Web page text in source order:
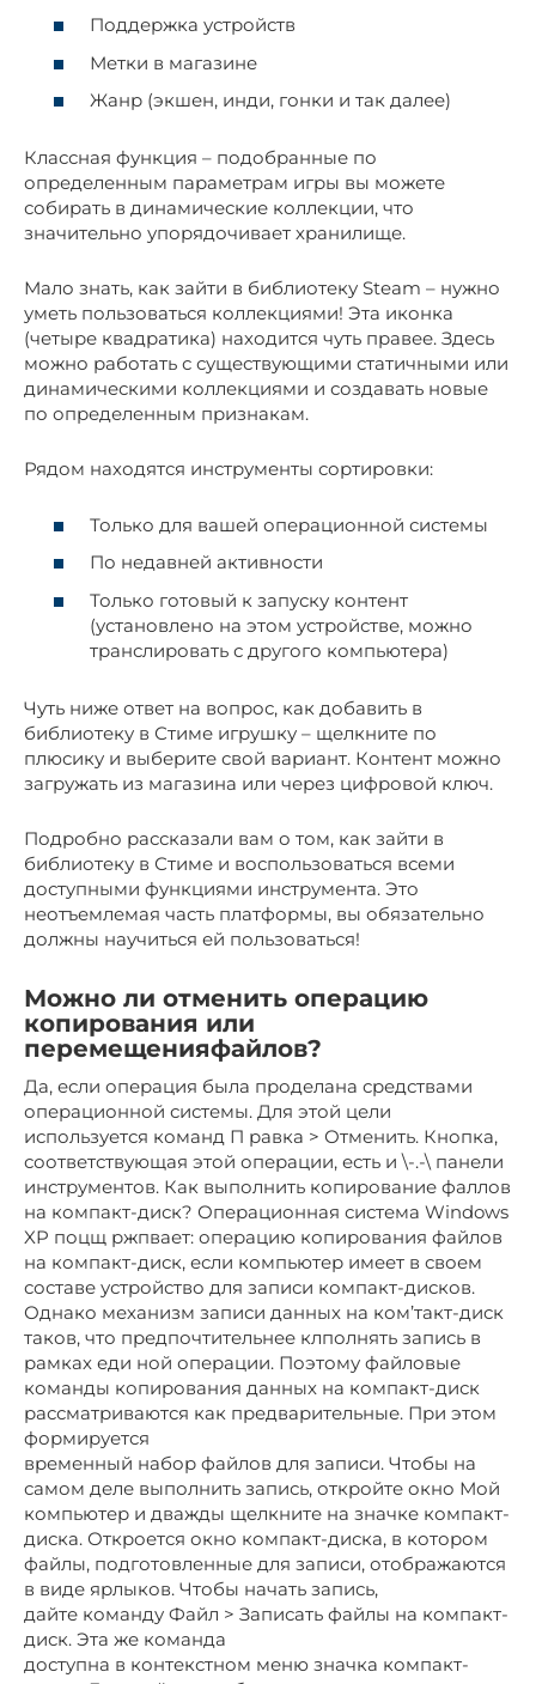
Поддержка устройств
Метки в магазине
Жанр (экшен, инди, гонки и так далее)
Классная функция – подобранные по
определенным параметрам игры вы можете
собирать в динамические коллекции, что
значительно упорядочивает хранилище.
Мало знать, как зайти в библиотеку Steam – нужно
уметь пользоваться коллекциями! Эта иконка
(четыре квадратика) находится чуть правее. Здесь
можно работать с существующими статичными или
динамическими коллекциями и создавать новые
по определенным признакам.
Рядом находятся инструменты сортировки:
Только для вашей операционной системы
По недавней активности
Только готовый к запуску контент
(установлено на этом устройстве, можно
транслировать с другого компьютера)
Чуть ниже ответ на вопрос, как добавить в
библиотеку в Стиме игрушку – щелкните по
плюсику и выберите свой вариант. Контент можно
загружать из магазина или через цифровой ключ.
Подробно рассказали вам о том, как зайти в
библиотеку в Стиме и воспользоваться всеми
доступными функциями инструмента. Это
неотъемлемая часть платформы, вы обязательно
должны научиться ей пользоваться!
Можно ли отменить операцию
копирования или
перемещенияфайлов?
Да, если операция была проделана средствами
операционной системы. Для этой цели
используется команд П равка > Отменить. Кнопка,
соответствующая этой операции, есть и \-.-\ панели
инструментов. Как выполнить копирование фаллов
на компакт-диск? Операционная система Windows
XP поцщ ржпвает: операцию копирования файлов
на компакт-диск, если компьютер имеет в своем
составе устройство для записи компакт-дисков.
Однако механизм записи данных на ком’такт-диск
таков, что предпочтительнее клполнять запись в
рамках еди ной операции. Поэтому файловые
команды копирования данных на компакт-диск
рассматриваются как предварительные. При этом
формируется
временный набор файлов для записи. Чтобы на
самом деле выполнить запись, откройте окно Мой
компьютер и дважды щелкните на значке компакт-
диска. Откроется окно компакт-диска, в котором
файлы, подготовленные для записи, отображаются
в виде ярлыков. Чтобы начать запись,
дайте команду Файл > Записать файлы на компакт-
диск. Эта же команда
доступна в контекстном меню значка компакт-